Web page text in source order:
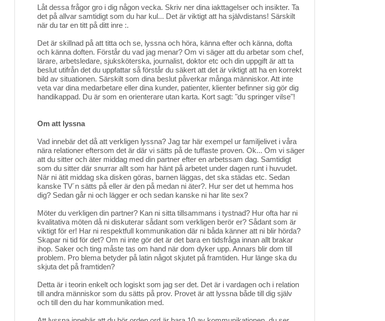
Låt dessa frågor gro i dig någon vecka. Skriv ner dina iakttagelser och insikter. Ta
det på allvar samtidigt som du har kul... Det är viktigt att ha självdistans! Särskilt
när du tar en titt på ditt inre :.
Det är skillnad på att titta och se, lyssna och höra, känna efter och känna, dofta
och känna doften. Förstår du vad jag menar? Om vi säger att du arbetar som chef,
lärare, arbetsledare, sjuksköterska, journalist, doktor etc och din uppgift är att ta
beslut utifrån det du uppfattar så förstår du säkert att det är viktigt att ha en korrekt
bild av situationen. Särskilt som dina beslut påverkar många människor. Att inte
veta var dina medarbetare eller dina kunder, patienter, klienter befinner sig gör dig
handikappad. Du är som en orienterare utan karta. Kort sagt: "du springer vilse"!
Om att lyssna
Vad innebär det då att verkligen lyssna? Jag tar här exempel ur familjelivet i våra
nära relationer eftersom det är där vi sätts på de tuffaste proven. Ok... Om vi säger
att du sitter och äter middag med din partner efter en arbetssam dag. Samtidigt
som du sitter där snurrar allt som har hänt på arbetet under dagen runt i huvudet.
När ni ätit middag ska disken göras, barnen läggas, det ska städas etc. Sedan
kanske TV´n sätts på eller är den på medan ni äter?. Hur ser det ut hemma hos
dig? Sedan går ni och lägger er och sedan kanske ni har lite sex?
Möter du verkligen din partner? Kan ni sitta tillsammans i tystnad? Hur ofta har ni
kvalitativa möten då ni diskuterar sådant som verkligen berör er? Sådant som är
viktigt för er! Har ni respektfull kommunikation där ni båda känner att ni blir hörda?
Skapar ni tid för det? Om ni inte gör det är det bara en tidsfråga innan allt brakar
ihop. Saker och ting måste tas om hand när dom dyker upp. Annars blir dom till
problem. Pro blema betyder på latin något skjutet på framtiden. Hur länge ska du
skjuta det på framtiden?
Detta är i teorin enkelt och logiskt som jag ser det. Det är i vardagen och i relation
till andra människor som du sätts på prov. Provet är att lyssna både till dig själv
och till den du har kommunikation med.